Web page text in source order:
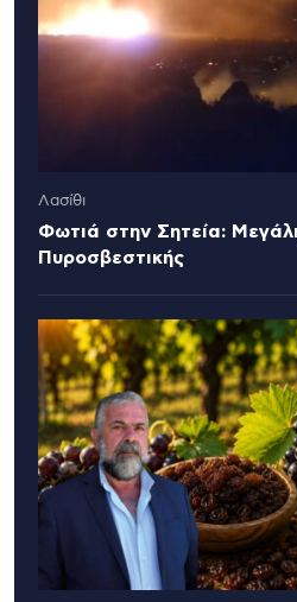
Λασίθι
Φωτιά στην Σητεία:
Πυροσβεστικής